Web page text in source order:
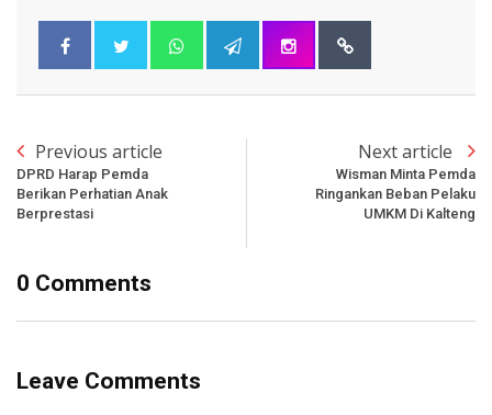
Previous article
DPRD Harap Pemda
Berikan Perhatian Anak
Berprestasi
Next article
Wisman Minta Pemda
Ringankan Beban Pelaku
UMKM Di Kalteng
0 Comments
Leave Comments